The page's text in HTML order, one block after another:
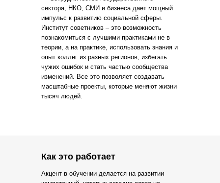
сектора, НКО, СМИ и бизнеса дает мощный
импульс к развитию социальной сферы.
Институт советников – это возможность
познакомиться с лучшими практиками не в
теории, а на практике, использовать знания и
опыт коллег из разных регионов, избегать
чужих ошибок и стать частью сообщества
изменений. Все это позволяет создавать
масштабные проекты, которые меняют жизни
тысяч людей.
Как это работает
Акцент в обучении делается на развитии